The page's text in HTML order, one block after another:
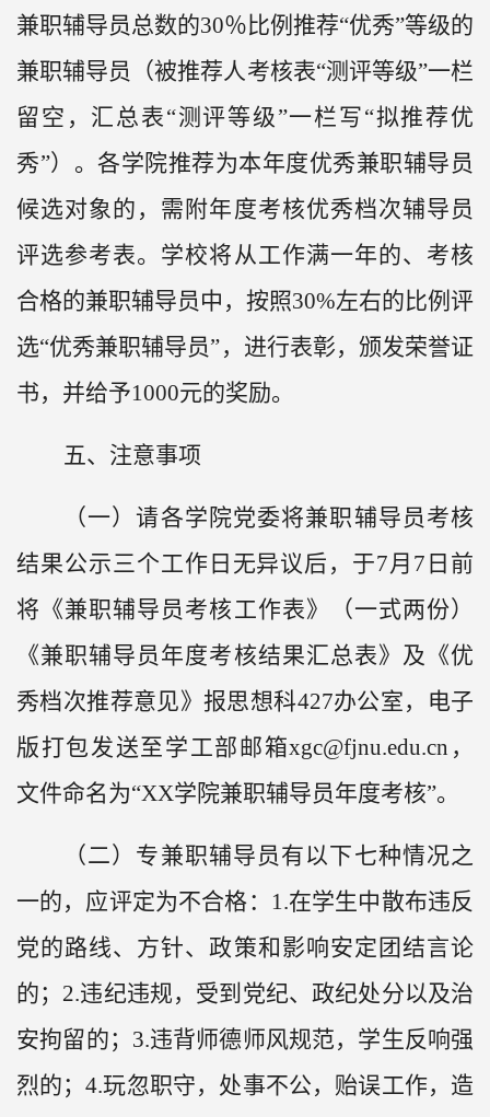
兼职辅导员总数的30％比例推荐“优秀”等级的
兼职辅导员（被推荐人考核表“测评等级”一栏
留空，汇总表“测评等级”一栏写“拟推荐优
秀”）。各学院推荐为本年度优秀兼职辅导员
候选对象的，需附年度考核优秀档次辅导员
评选参考表。学校将从工作满一年的、考核
合格的兼职辅导员中，按照30%左右的比例评
选“优秀兼职辅导员”，进行表彰，颁发荣誉证
书，并给予1000元的奖励。
五、注意事项
（一）请各学院党委将兼职辅导员考核
结果公示三个工作日无异议后，于7月7日前
将《兼职辅导员考核工作表》（一式两份）
《兼职辅导员年度考核结果汇总表》及《优
秀档次推荐意见》报思想科427办公室，电子
版打包发送至学工部邮箱xgc@fjnu.edu.cn，
文件命名为“XX学院兼职辅导员年度考核”。
（二）专兼职辅导员有以下七种情况之
一的，应评定为不合格： 1.在学生中散布违反
党的路线、方针、政策和影响安定团结言论
的；2.违纪违规，受到党纪、政纪处分以及治
安拘留的；3.违背师德师风规范，学生反响强
烈的；4.玩忽职守，处事不公，贻误工作，造